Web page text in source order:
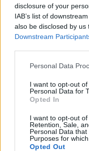
disclosure of your
IAB’s list of
also be disclosed by
Downstream
Personal Data
I want to opt-out
Personal Data for
Opted In
I want to opt-out of
Retention, Sale,
Personal Data
Purposes for
Opted Out
Újdonságok
További